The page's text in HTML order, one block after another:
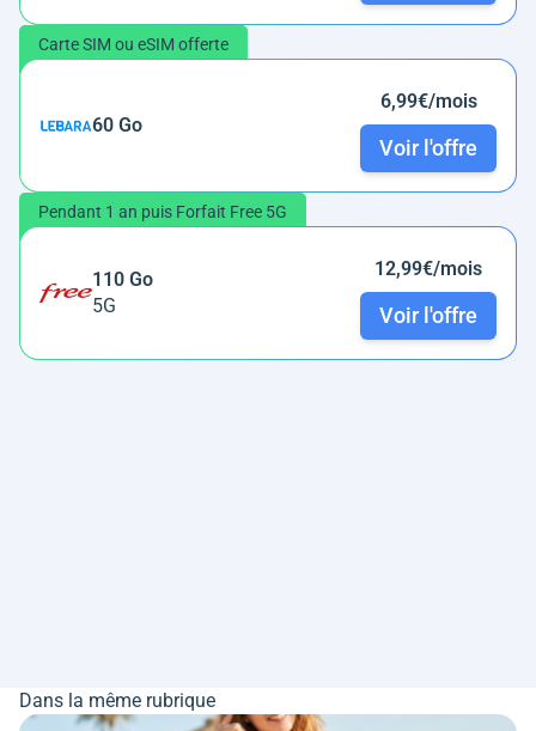
Carte SIM ou eSIM offerte
60 Go
6,99€/mois
Voir l'offre
Pendant 1 an puis Forfait Free 5G
110 Go
5G
12,99€/mois
Voir l'offre
Dans la même rubrique